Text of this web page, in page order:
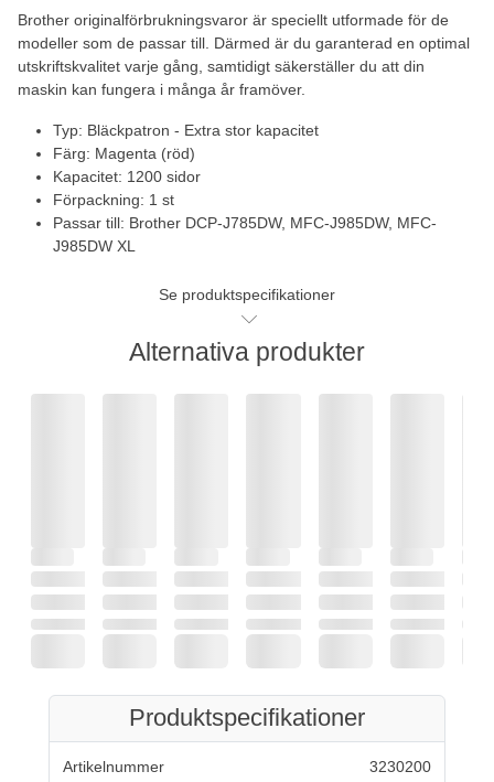
Brother originalförbrukningsvaror är speciellt utformade för de
modeller som de passar till. Därmed är du garanterad en optimal
utskriftskvalitet varje gång, samtidigt säkerställer du att din
maskin kan fungera i många år framöver.
Typ: Bläckpatron - Extra stor kapacitet
Färg: Magenta (röd)
Kapacitet: 1200 sidor
Förpackning: 1 st
Passar till: Brother DCP-J785DW, MFC-J985DW, MFC-
J985DW XL
Se produktspecifikationer
Alternativa produkter
Produktspecifikationer
Artikelnummer 3230200